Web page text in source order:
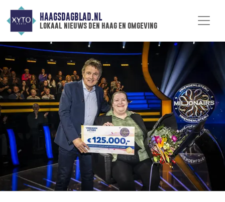
HAAGSDAGBLAD.NL
lokaal nieuws den haag en omgeving